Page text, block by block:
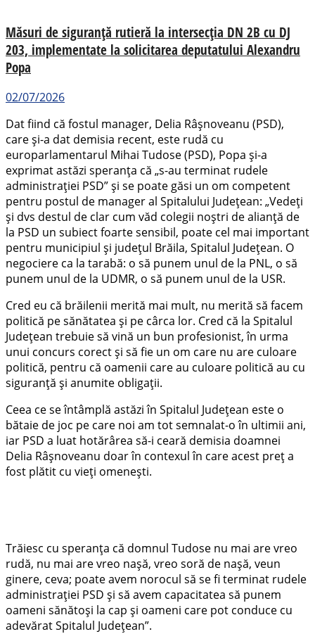
Măsuri de siguranță rutieră la intersecția DN 2B cu DJ
203, implementate la solicitarea deputatului Alexandru
Popa
02/07/2026
Dat fiind că fostul manager, Delia Râșnoveanu (PSD),
care și-a dat demisia recent, este rudă cu
europarlamentarul Mihai Tudose (PSD), Popa și-a
exprimat astăzi speranța că „s-au terminat rudele
administrației PSD” și se poate găsi un om competent
pentru postul de manager al Spitalului Județean: „Vedeți
și dvs destul de clar cum văd colegii noștri de alianță de
la PSD un subiect foarte sensibil, poate cel mai important
pentru municipiul și județul Brăila, Spitalul Județean. O
negociere ca la tarabă: o să punem unul de la PNL, o să
punem unul de la UDMR, o să punem unul de la USR.
Cred eu că brăilenii merită mai mult, nu merită să facem
politică pe sănătatea și pe cârca lor. Cred că la Spitalul
Județean trebuie să vină un bun profesionist, în urma
unui concurs corect și să fie un om care nu are culoare
politică, pentru că oamenii care au culoare politică au cu
siguranță și anumite obligații.
Ceea ce se întâmplă astăzi în Spitalul Județean este o
bătaie de joc pe care noi am tot semnalat-o în ultimii ani,
iar PSD a luat hotărârea să-i ceară demisia doamnei
Delia Râșnoveanu doar în contexul în care acest preț a
fost plătit cu vieți omenești.
Trăiesc cu speranța că domnul Tudose nu mai are vreo
rudă, nu mai are vreo nașă, vreo soră de nașă, veun
ginere, ceva; poate avem norocul să se fi terminat rudele
administrației PSD și să avem capacitatea să punem
oameni sănătoși la cap și oameni care pot conduce cu
adevărat Spitalul Județean”.